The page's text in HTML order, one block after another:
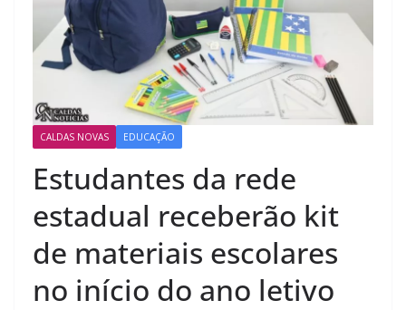
CALDAS NOVAS EDUCAÇÃO
Estudantes da rede
estadual receberão kit
de materiais escolares
no início do ano letivo